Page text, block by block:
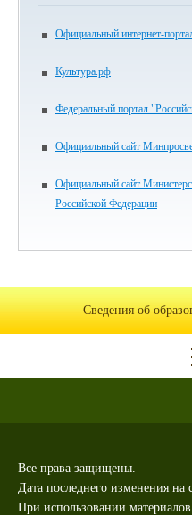
Официальный интернет-
Культура.рф
Федеральный портал
Официальный сайт
Официальный сайт
Российской Федерации
Сведения об
Все права защищены.
Дата последнего изменения на
При использовании